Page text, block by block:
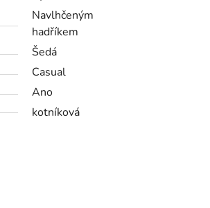
Navlhčeným
hadříkem
Šedá
Casual
Ano
kotníková